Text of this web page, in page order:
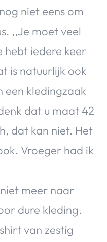
niet eens om
,,Je moet veel
hebt iedere keer
is natuurlijk ook
een kledingzaak
dat u maat 42
dat kan niet. Het
Vroeger had ik
meer naar
dure kleding.
van zestig